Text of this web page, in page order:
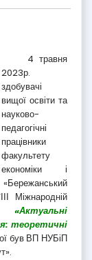
4 травня
2023р.
здобувачі
вищої освіти та
науково-
педагогічні
працівники
факультету
економіки і
Міжнародній
«Актуальні
теоретичні
був ВП НУБіП